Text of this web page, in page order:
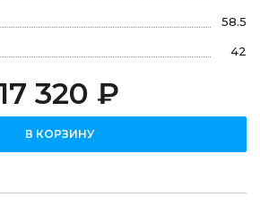
58.5
42
320 ₽
В КОРЗИНУ